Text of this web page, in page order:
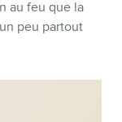
au feu que la
peu partout